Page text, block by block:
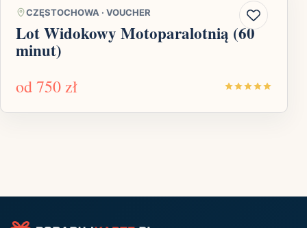
CZĘSTOCHOWA · VOUCHER
Lot Widokowy Motoparalotnią (60
minut)
od750 zł